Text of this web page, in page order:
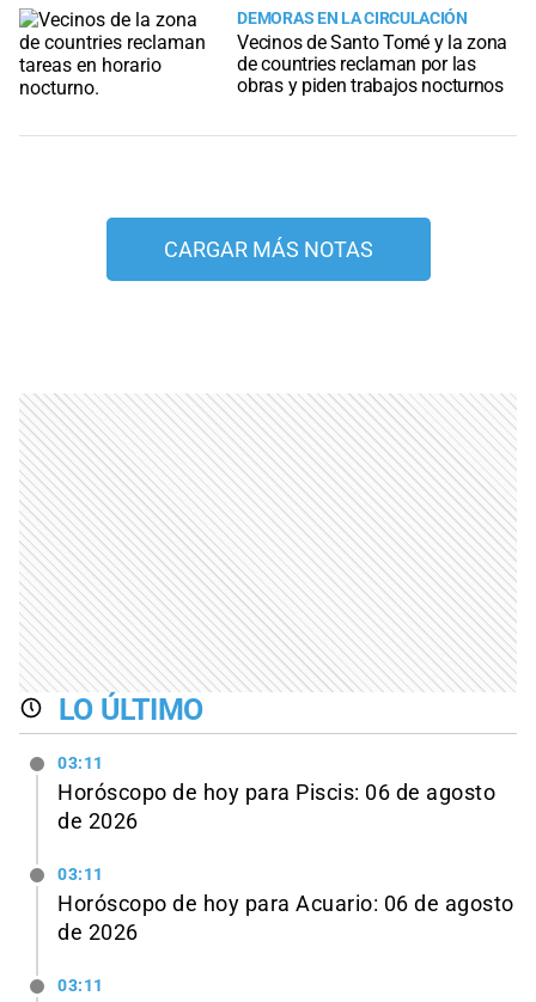
DEMORAS EN LA CIRCULACIÓN
Vecinos de Santo Tomé y la zona
de countries reclaman por las
obras y piden trabajos nocturnos
CARGAR MÁS NOTAS
LO ÚLTIMO
03:11
Horóscopo de hoy para Piscis: 06 de agosto
de 2026
03:11
Horóscopo de hoy para Acuario: 06 de agosto
de 2026
03:11